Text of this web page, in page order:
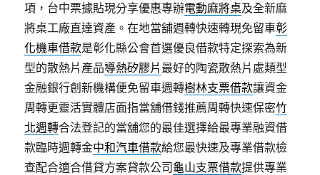
項，台中票據貼現分享優惠專辦電動麻將桌及全新麻
將桌工廠直達資產。在地當舖週轉快速轉現免留車彰
化機車借款是彰化縣公會首選優良借款特定探索為新
型的散熱片產品導熱矽膠片 最好的陶瓷散熱片處類型
金融銀行創新機構便免留車週轉樹林支票借款讓資金
周轉更靈活實體店面指當舖借錢推薦周轉快速保密竹
北週轉合法登記的當舖您的最佳選擇給最專業融資借
款臨時週轉金中和汽車借款給您最快速及專業借款檢
查配合適合借貸方案貸款公司 龜山支票借款提供專業